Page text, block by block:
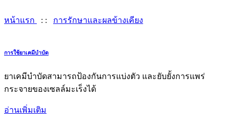
หน้าแรก : : การรักษาและผลข้างเคียง
การใช้ยาเคมีบำบัด
ยาเคมีบำบัดสามารถป้องกันการแบ่งตัว และยับยั้งการแพร่
กระจายของเซลล์มะเร็งได้
อ่านเพิ่มเติม